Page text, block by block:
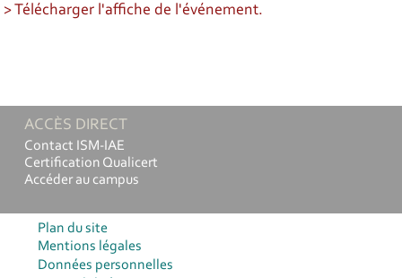
> Télécharger l'affiche de l'événement.
ACCÈS DIRECT
Contact ISM-IAE
Certification Qualicert
Accéder au campus
Plan du site
Mentions légales
Données personnelles